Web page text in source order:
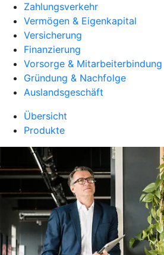
Zahlungsverkehr
Vermögen & Eigenkapital
Versicherung
Finanzierung
Vorsorge & Mitarbeiterbindung
Gründung & Nachfolge
Auslandsgeschäft
Übersicht
Produkte